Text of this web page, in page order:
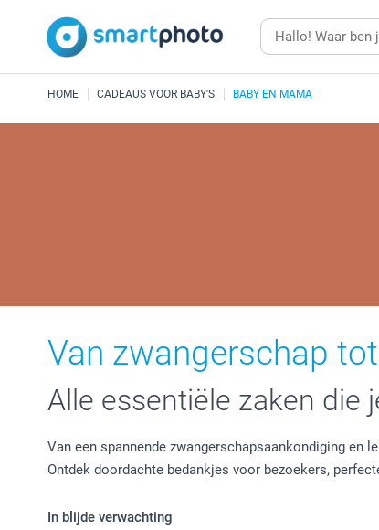
HOME CADEAUS VOOR BABY'S BABY EN MAMA
Van zwangerschap
Alle essentiële zaken die
Van een spannende zwangerschapsaankondiging
Ontdek doordachte bedankjes voor bezoekers,
In blijde verwachting